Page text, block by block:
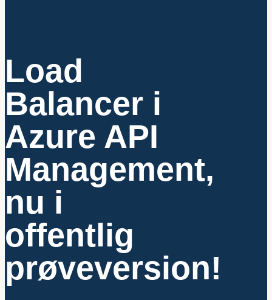
Load
Balancer i
Azure API
Management,
nu i
offentlig
prøveversion!